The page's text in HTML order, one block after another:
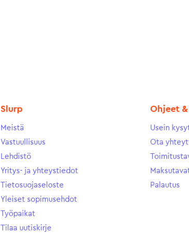
Slurp
Meistä
Vastuullisuus
Lehdistö
Yritys- ja yhteystiedot
Tietosuojaseloste
Yleiset sopimusehdot
Työpaikat
Tilaa uutiskirje
Ohjeet
Usein
Ota
Palautus